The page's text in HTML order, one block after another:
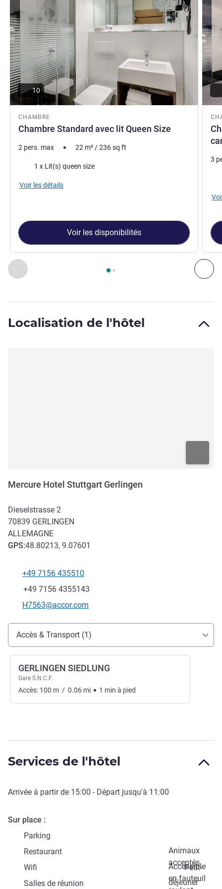
Mr. Marc Eberhard, Direction de l'hôtel
Précédent - Chambre
Page , Chambre 1 : Chambre Standard avec lit
CHAMBRE
Chambre Standard avec lit Queen Size
10
2 pers. max 22 m²/236sq ft
Literie1 x Lit(s) queen size
Voir les détails
Voir les disponibilités
3
Localisation de l'hôtel
Mercure Hotel Stuttgart Gerlingen
Dieselstrasse 2
70839 GERLINGEN
ALLEMAGNE
GPS:48.80213, 9.07601
Téléphone
+49 7156 435510
Fax
+49 7156 4355143
Email de contact
H7563@accor.com
Accès et transports
Accès & Transport (1)
GERLINGEN SIEDLUNG
Gare S.N.C.F.
Accès: 100 m / 0.06 mi 1 min à pied
Services de l'hôtel
Arrivée à partir de 15:00 - Départ jusqu'à 11:00
Sur place
Parking
Animaux
acceptés
Restaurant
Accessible
en fauteuil
Wifi
Petit-
déjeuner
Salles de réunion